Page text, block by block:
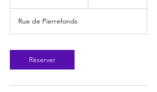
m
i
Rue de Pierrefonds
Réserver